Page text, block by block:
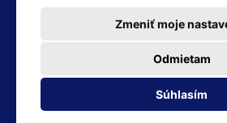
Súhlasím
Odmietam
Zmeniť moje
Výdaj tovaru (Ostrava): Po-Pia: 8:00 -
Platba len v hotovosti
Adresa predajne